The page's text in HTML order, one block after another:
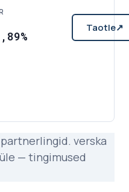
Taotle↗
verska
— tingimused